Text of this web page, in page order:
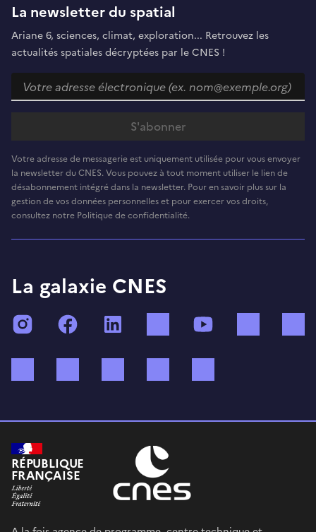
La newsletter du spatial
Ariane 6, sciences, climat, exploration... Retrouvez les
actualités spatiales décryptées par le CNES !
Votre adresse de messagerie est uniquement utilisée pour vous envoyer
la newsletter du CNES. Vous pouvez à tout moment utiliser le lien de
désabonnement intégré dans la newsletter. Pour en savoir plus sur la
gestion de vos données personnelles et pour exercer vos droits,
consultez notre Politique de confidentialité.
La galaxie CNES
InstagramFacebook TikTok
RÉPUBLIQUE
FRANÇAISE